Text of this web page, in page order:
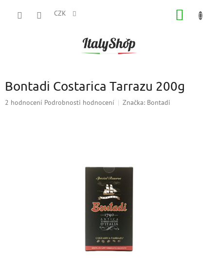
CZK
Bontadi Costarica Tarrazu 200g
Průměrné
2 hodnocení Podrobnosti hodnocení Značka: Bontadi